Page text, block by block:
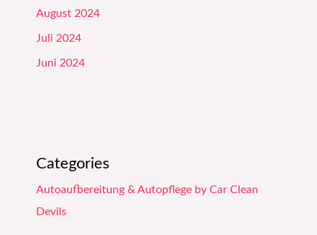
August 2024
Juli 2024
Juni 2024
Categories
Autoaufbereitung & Autopflege by Car Clean
Devils